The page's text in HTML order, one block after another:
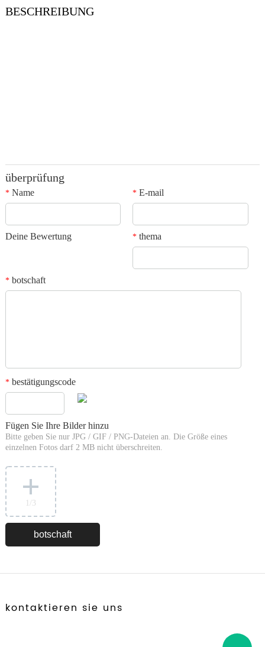
BESCHREIBUNG
überprüfung
*Name *E-mail
Deine Bewertung *thema
*botschaft
*bestätigungscode
Fügen Sie Ihre Bilder hinzu
Bitte geben Sie nur JPG / GIF / PNG-Dateien an. Die Größe eines
einzelnen Fotos darf 2 MB nicht überschreiten.
/3
kontaktieren sie uns